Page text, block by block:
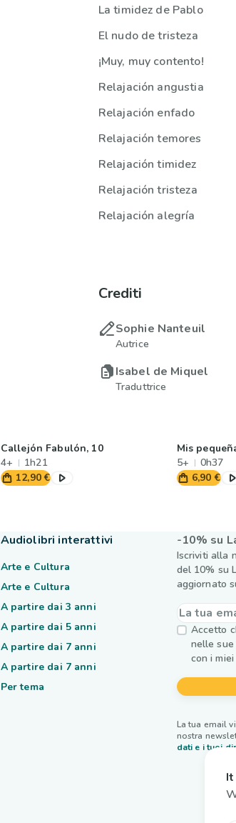
La timidez de Pablo
El nudo de tristeza
¡Muy, muy contento!
Relajación angustia
Relajación enfado
Relajación temores
Relajación timidez
Relajación tristeza
Relajación alegría
Crediti
Sophie Nanteuil
Autrice
Isabel de Miquel
Traduttrice
Callejón Fabulón, 10
4+
1h21
12,90 €
Mis
5+
0h37
6,90 €
-10% su
Iscriviti alla
del 10% su
aggiornato
Accetto
nelle sue
con i
La tua email
nostra
dati e i tuoi
Audiolibri interattivi
Arte e Cultura
Arte e Cultura
A partire dai 3 anni
A partire dai 5 anni
A partire dai 7 anni
A partire dai 7 anni
Per tema